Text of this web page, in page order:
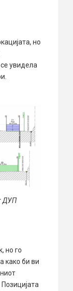
но
увидела
ДУП
но го
како би ви